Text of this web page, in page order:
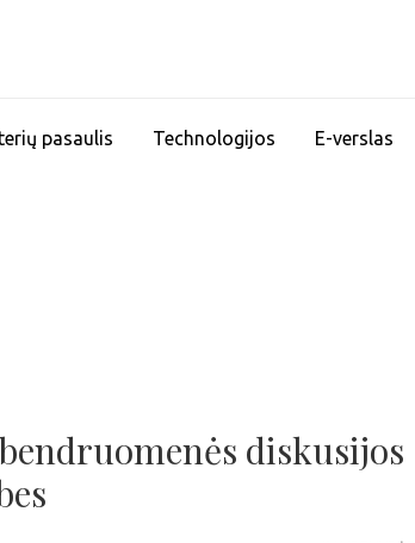
pasaulis Technologijos E-verslas
diskusijos